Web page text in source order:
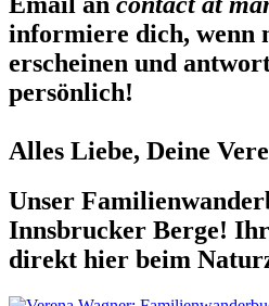
informiere dich, wenn
erscheinen und
persönlich!
Alles Liebe, Deine
Unser
Innsbrucker Berge!
direkt hier beim